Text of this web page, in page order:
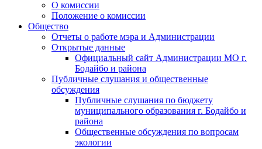
О комиссии
Положение о комиссии
Общество
Отчеты о работе мэра и Администрации
Открытые данные
Официальный сайт Администрации МО г.
Бодайбо и района
Публичные слушания и общественные
обсуждения
Публичные слушания по бюджету
муниципального образования г. Бодайбо и
района
Общественные обсуждения по вопросам
экологии